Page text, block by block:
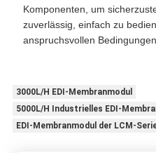
Komponenten, um
zuverlässig, einfach zu
anspruchsvollen
3000L/H EDI-Membranmodul
5000L/H Industrielles EDI-
EDI-Membranmodul der LCM-